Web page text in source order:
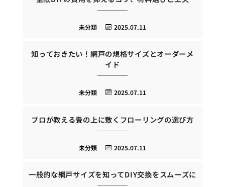
2025.07.11
未分類
知っておきたい！網戸の規格サイズとオーダーメ
イド
2025.07.11
未分類
プロが教える畳の上に敷くフローリングの選び方
2025.07.11
未分類
一般的な網戸サイズを知ってDIY交換をスムーズに